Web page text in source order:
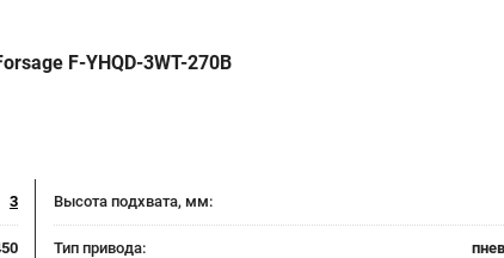
F-YHQD-3WT-270B
3 Высота подхвата, мм:
Тип привода: